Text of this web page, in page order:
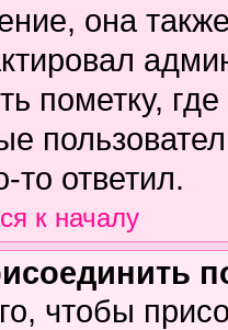
она
пометку,
то ответил.
к началу
чтобы